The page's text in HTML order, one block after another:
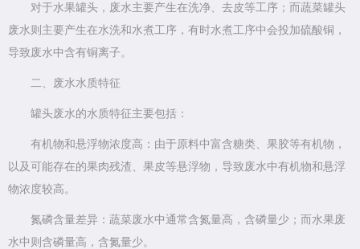
对于水果罐头，废水主要产生在洗净、去皮等工序；而蔬菜罐头
废水则主要产生在水洗和水煮工序，有时水煮工序中会投加硫酸铜，
导致废水中含有铜离子。
二、废水水质特征
罐头废水的水质特征主要包括：
有机物和悬浮物浓度高：由于原料中富含糖类、果胶等有机物，
以及可能存在的果肉残渣、果皮等悬浮物，导致废水中有机物和悬浮
物浓度较高。
氮磷含量差异：蔬菜废水中通常含氮量高，含磷量少；而水果废
水中则含磷量高，含氮量少。